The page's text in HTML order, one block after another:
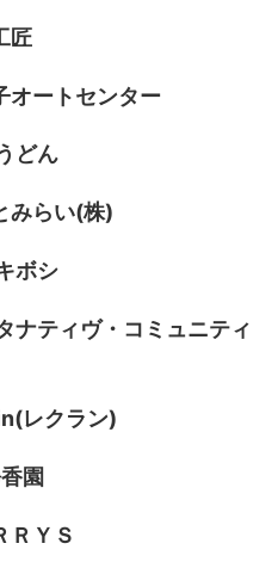
匠
オートセンター
どん
みらい(株)
ボシ
ナティヴ・コミュニティ
レクラン)
園
ＲＹＳ